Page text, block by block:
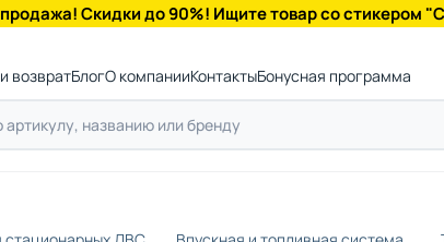
Скидки до 90%! Ищите товар со стикером
возвратБлогО компанииКонтактыБонусная программа